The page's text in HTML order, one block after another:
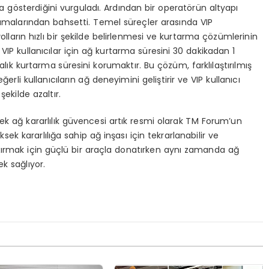
vurguladı. Ardından bir operatörün altyapı
bahsetti. Temel süreçler arasında VIP
hızlı bir şekilde belirlenmesi ve kurtarma çözümlerinin
kullanıcılar için ağ kurtarma süresini 30 dakikadan 1
kurtarma süresini korumaktır. Bu çözüm, farklılaştırılmış
kullanıcıların ağ deneyimini geliştirir ve VIP kullanıcı
azaltır.
ağ kararlılık güvencesi artık resmi olarak TM Forum’un
kararlılığa sahip ağ inşası için tekrarlanabilir ve
için güçlü bir araçla donatırken aynı zamanda ağ
sağlıyor.